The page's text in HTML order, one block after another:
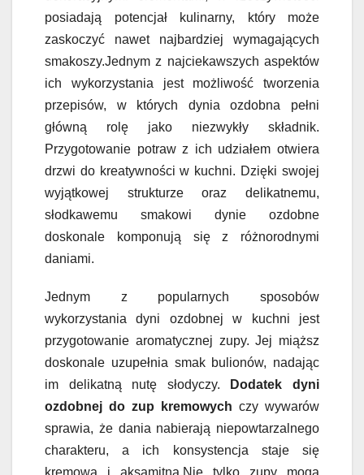
posiadają potencjał kulinarny, który może
zaskoczyć nawet najbardziej wymagających
smakoszy.Jednym z najciekawszych aspektów
ich wykorzystania jest możliwość tworzenia
przepisów, w których dynia ozdobna pełni
główną rolę jako niezwykły składnik.
Przygotowanie potraw z ich udziałem otwiera
drzwi do kreatywności w kuchni. Dzięki swojej
wyjątkowej strukturze oraz delikatnemu,
słodkawemu smakowi dynie ozdobne
doskonale komponują się z różnorodnymi
daniami.
Jednym z popularnych sposobów
wykorzystania dyni ozdobnej w kuchni jest
przygotowanie aromatycznej zupy. Jej miąższ
doskonale uzupełnia smak bulionów, nadając
im delikatną nutę słodyczy. Dodatek dyni
ozdobnej do zup kremowych czy wywarów
sprawia, że dania nabierają niepowtarzalnego
charakteru, a ich konsystencja staje się
kremowa i aksamitna.Nie tylko zupy mogą